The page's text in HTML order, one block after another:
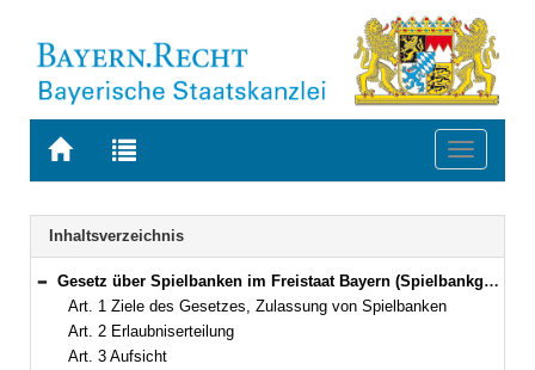
Zur
BAYERN.RECHT
Zur
letzten
Suche
Toggle
Navigation
Inhaltsverzeichnis
Bereich reduzieren
Gesetz über Spielbanken im Freistaat Bayern (Spielbankgesetz – SpielbG) Vom 26. Juli 1995 (GVBl. S. 350) BayRS 2187-1-I (Art. 1–14)
Art. 1 Ziele des Gesetzes, Zulassung von Spielbanken
Art. 2 Erlaubniserteilung
Art. 3 Aufsicht